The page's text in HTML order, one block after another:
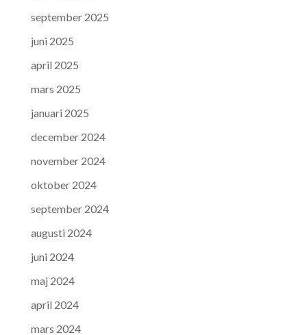
september 2025
juni 2025
april 2025
mars 2025
januari 2025
december 2024
november 2024
oktober 2024
september 2024
augusti 2024
juni 2024
maj 2024
april 2024
mars 2024